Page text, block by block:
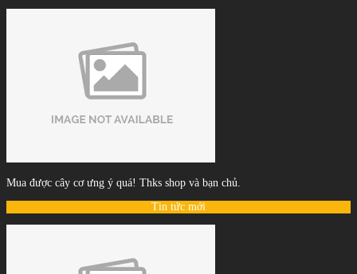
Mua được cây cơ ưng ý quá! Thks shop và bạn chủ.
Tin tức mới